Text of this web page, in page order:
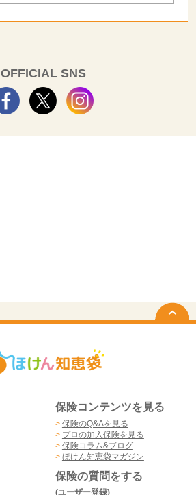
OFFICIAL SNS
保険コンテンツを見る
> 保険のQ&Aを見る
> プロの加入保険を見る
> 保険コラム&ブログ
> ほけん知恵袋マガジン
保険の質問をする
(ユーザー登録)